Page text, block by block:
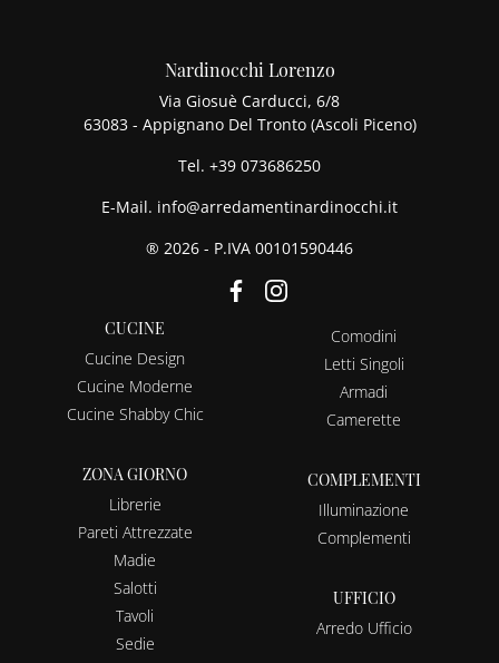
Nardinocchi Lorenzo
Via Giosuè Carducci, 6/8
63083 - Appignano Del Tronto (Ascoli Piceno)
Tel. +39 073686250
E-Mail. info@arredamentinardinocchi.it
® 2026 - P.IVA 00101590446
CUCINE
Cucine Design
Cucine Moderne
Cucine Shabby Chic
ZONA GIORNO
Librerie
Pareti Attrezzate
Madie
Salotti
Tavoli
Sedie
Comodini
Letti Singoli
Armadi
Camerette
COMPLEMENTI
Illuminazione
Complementi
UFFICIO
Arredo Ufficio